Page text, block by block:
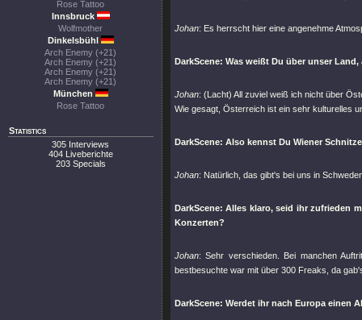
Rose Tattoo
Innsbruck
Wolfmother
Dinkelsbühl
Arch Enemy (+21)
Arch Enemy (+21)
Arch Enemy (+21)
Arch Enemy (+21)
München
Rose Tattoo
Statistics
305 Interviews
404 Liveberichte
203 Specials
Johan: Es herrscht hier eine angenehme
DarkScene: Was weißt Du über unser
Johan: (Lacht) All zuviel weiß ich nicht über
Wie gesagt, Österreich ist ein sehr kulturelles
DarkScene: Also kennst Du Wiener
Johan: Natürlich, das gibt's bei uns in
DarkScene: Alles klaro, seid ihr zufrieden
Konzerten?
Johan: Sehr verschieden. Bei manchen
bestbesuchte war mit über 300 Freaks, da
DarkScene: Werdet ihr nach Europa einen